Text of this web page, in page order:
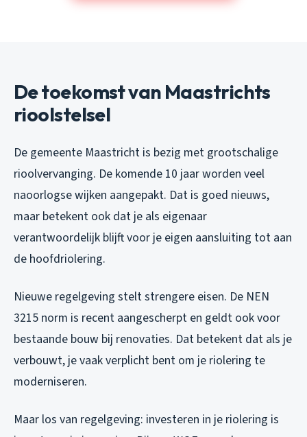
De toekomst van Maastrichts
rioolstelsel
De gemeente Maastricht is bezig met grootschalige
rioolvervanging. De komende 10 jaar worden veel
naoorlogse wijken aangepakt. Dat is goed nieuws,
maar betekent ook dat je als eigenaar
verantwoordelijk blijft voor je eigen aansluiting tot aan
de hoofdriolering.
Nieuwe regelgeving stelt strengere eisen. De NEN
3215 norm is recent aangescherpt en geldt ook voor
bestaande bouw bij renovaties. Dat betekent dat als je
verbouwt, je vaak verplicht bent om je riolering te
moderniseren.
Maar los van regelgeving: investeren in je riolering is